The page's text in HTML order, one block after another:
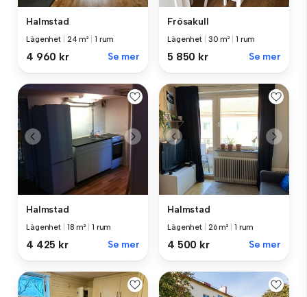
Halmstad
Lägenhet 24 m² 1 rum
4 960 kr Se mer
Frösakull
Lägenhet 30 m² 1 rum
5 850 kr Se mer
Halmstad
Lägenhet 18 m² 1 rum
4 425 kr Se mer
Halmstad
Lägenhet 26 m² 1 rum
4 500 kr Se mer